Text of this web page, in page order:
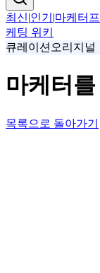
최신|인기 |마케터
케팅 위키
큐레이션 오리지널
마케터
목록으로 돌아가기